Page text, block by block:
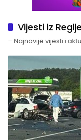
Vijesti iz Regije
– Najnovije vijesti i